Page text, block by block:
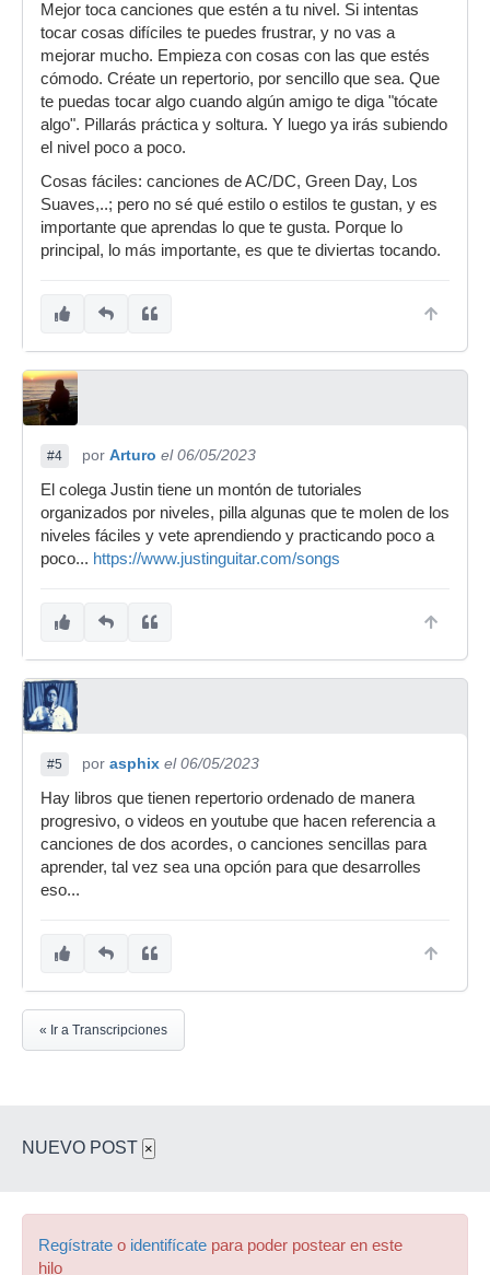
Mejor toca canciones que estén a tu nivel. Si intentas
tocar cosas difíciles te puedes frustrar, y no vas a
mejorar mucho. Empieza con cosas con las que estés
cómodo. Créate un repertorio, por sencillo que sea. Que
te puedas tocar algo cuando algún amigo te diga "tócate
algo". Pillarás práctica y soltura. Y luego ya irás subiendo
el nivel poco a poco.
Cosas fáciles: canciones de AC/DC, Green Day, Los
Suaves,..; pero no sé qué estilo o estilos te gustan, y es
importante que aprendas lo que te gusta. Porque lo
principal, lo más importante, es que te diviertas tocando.
#4 por Arturo el 06/05/2023
El colega Justin tiene un montón de tutoriales
organizados por niveles, pilla algunas que te molen de los
niveles fáciles y vete aprendiendo y practicando poco a
poco... https://www.justinguitar.com/songs
#5 por asphix el 06/05/2023
Hay libros que tienen repertorio ordenado de manera
progresivo, o videos en youtube que hacen referencia a
canciones de dos acordes, o canciones sencillas para
aprender, tal vez sea una opción para que desarrolles
eso...
« Ir a Transcripciones
NUEVO POST ×
Regístrate o identifícate para poder postear en este
hilo